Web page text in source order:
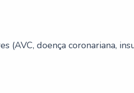
(AVC, doença coronariana,